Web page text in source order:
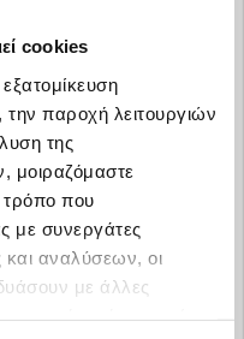
cookies
την παροχή λειτουργιών
της
μοιραζόμαστε
που
με συνεργάτες
αναλύσεων, οι
με άλλες